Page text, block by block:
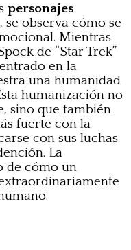
personajes
observa cómo se
Mientras
de “Star Trek”
en la
una humanidad
humanización no
sino que también
fuerte con la
con sus luchas
La
de cómo un